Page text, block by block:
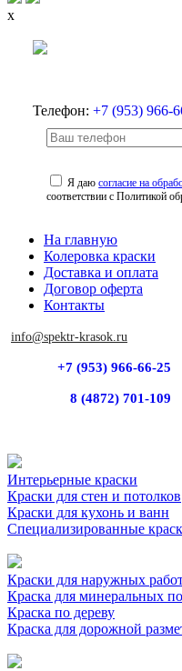
x
Телефон: +7 (953) 966-
Я даюсогласие на
соответствии с Политикой
На главную
Колеровка краски
Доставка и оплата
Договор оферта
Контакты
info@spektr-krasok.ru
+7 (953) 966-66-25
8 (4872) 701-109
Интерьерные краски
Краски для стен и потолков
Краски для кухонь и ванн
Специализированные
Краски для наружных
Краска для минеральных
Краска по дереву
Краска для дорожной